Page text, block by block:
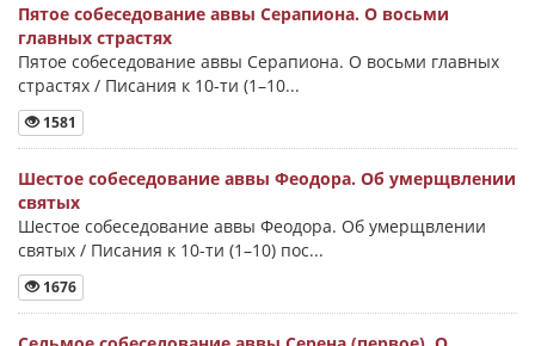
Пятое собеседование аввы Серапиона. О восьми
главных страстях
Пятое собеседование аввы Серапиона. О восьми главных
страстях / Писания к 10-ти (1–10...
1581
Шестое собеседование аввы Феодора. Об умерщвлении
святых
Шестое собеседование аввы Феодора. Об умерщвлении
святых / Писания к 10-ти (1–10) пос...
1676